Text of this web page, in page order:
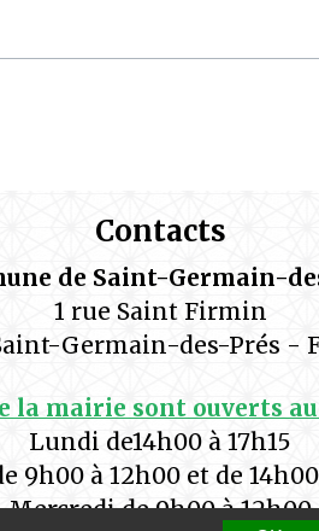
Contacts
de Saint-Germain-
1 rue Saint Firmin
Germain-des-Prés -
la mairie sont ouverts
Lundi de14h00 à 17h15
9h00 à 12h00 et de 14h00
Mercredi de 9h00 à 12h00